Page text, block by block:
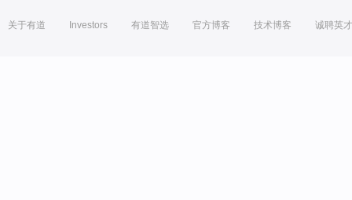
关于有道 Investors 有道智选 官方博客 技术博客 诚聘英才